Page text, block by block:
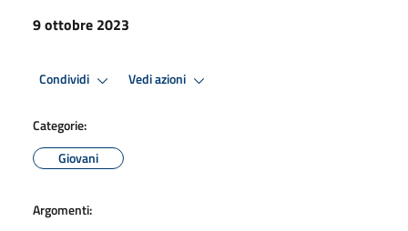
9 ottobre 2023
Condividi Vedi azioni
Categorie:
Giovani
Argomenti: